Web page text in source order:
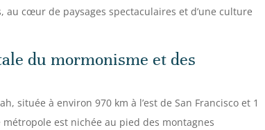
au cœur de paysages spectaculaires et d’une culture
du mormonisme et des
située à environ 970 km à l’est de San Francisco et 1
métropole est nichée au pied des montagnes